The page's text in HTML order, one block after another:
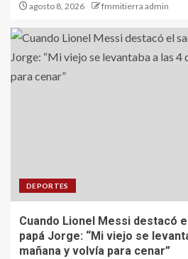
agosto 8, 2026 fmmitierra admin
DEPORTES
Cuando Lionel Messi destacó
papá Jorge: “Mi viejo se
mañana y volvía para cenar”